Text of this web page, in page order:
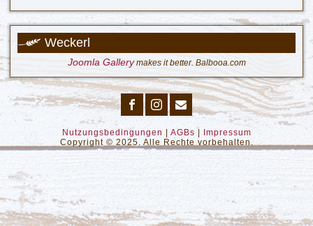
Weckerl
Joomla Gallerymakes it better. Balbooa.com
Nutzungsbedingungen AGBs
Impressum
Copyright © 2025. Alle Rechte vorbehalten.